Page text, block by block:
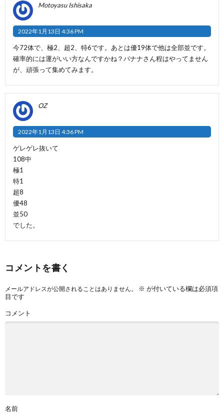
Motoyasu Ishisaka
2022年1月13日 4:36 PM
今72体で、極2、超2、特6です。あとは優19体で他は全部並です。
確率的には運がいい方なんですかね？バナナさん程はやってません
が、頑張って集めてみます。
OZ
2022年1月13日 4:36 PM
ゲレゲレ抜いて
108中
極1
特1
超8
優48
並50
でした。
コメントを書く
メールアドレスが公開されることはありません。 ※ が付いている欄は必須項
目です
コメント
名前